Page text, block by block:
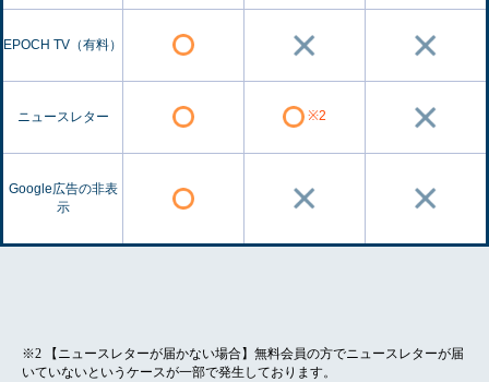
EPOCH TV（有料）
ニュースレター ※2
Google広告の非表
示
※2 【ニュースレターが届かない場合】無料会員の方でニュースレターが届
いていないというケースが一部で発生しております。